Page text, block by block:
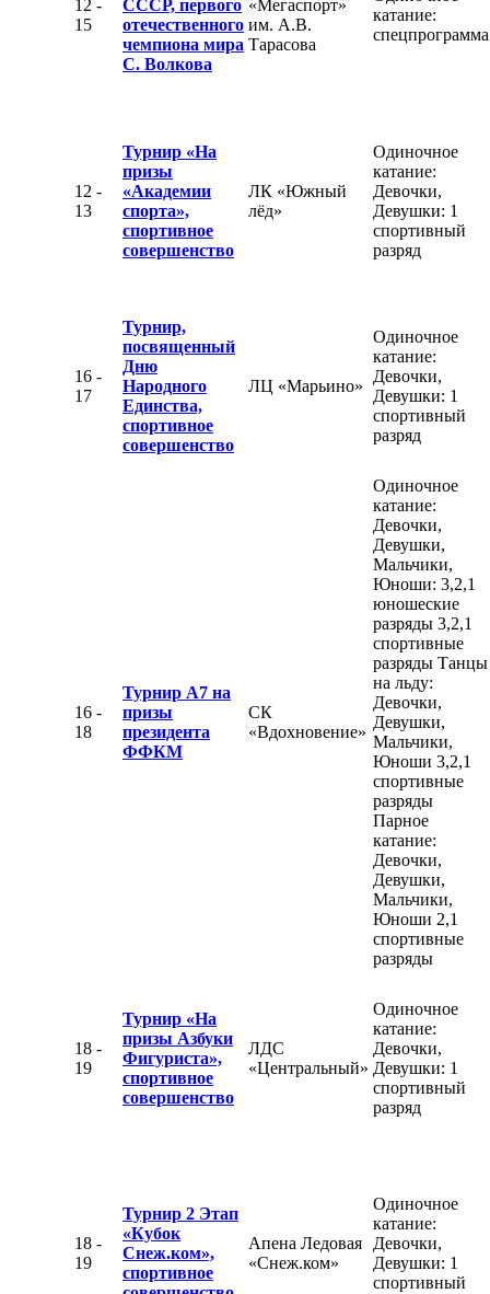
12 -
15
СССР, первого
отечественного
чемпиона мира
С. Волкова
«Мегаспорт»
им. А.В.
Тарасова
катание:
спецпрограмма
12 -
13
Турнир «На
призы
«Академии
спорта»,
спортивное
совершенство
ЛК «Южный
лёд»
Одиночное
катание:
Девочки,
Девушки: 1
спортивный
разряд
16 -
17
Турнир,
посвященный
Дню
Народного
Единства,
спортивное
совершенство
ЛЦ «Марьино»
Одиночное
катание:
Девочки,
Девушки: 1
спортивный
разряд
16 -
18
Турнир А7 на
призы
президента
ФФКМ
СК
«Вдохновение»
Одиночное
катание:
Девочки,
Девушки,
Мальчики,
Юноши: 3,2,1
юношеские
разряды 3,2,1
спортивные
разряды Танцы
на льду:
Девочки,
Девушки,
Мальчики,
Юноши 3,2,1
спортивные
разряды
Парное
катание:
Девочки,
Девушки,
Мальчики,
Юноши 2,1
спортивные
разряды
18 -
19
Турнир «На
призы Азбуки
Фигуриста»,
спортивное
совершенство
ЛДС
«Центральный»
Одиночное
катание:
Девочки,
Девушки: 1
спортивный
разряд
18 -
19
Турнир 2 Этап
«Кубок
Снеж.ком»,
спортивное
Апена Ледовая
«Снеж.ком»
Одиночное
катание:
Девочки,
Девушки: 1
спортивный